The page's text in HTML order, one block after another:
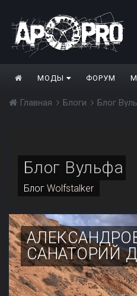
МОДЫ ФОРУМ
Главная Блоги Блог
Блог Вульфа
Блог Wolfstalker
САНАТОРИЙ